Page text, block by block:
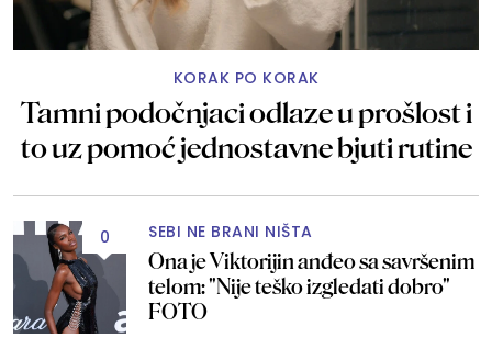
KORAK PO KORAK
Tamni podočnjaci odlaze u prošlost i
to uz pomoć jednostavne bjuti rutine
0 SEBI NE BRANI NIŠTA
Ona je Viktorijin anđeo sa savršenim
telom: "Nije teško izgledati dobro"
FOTO